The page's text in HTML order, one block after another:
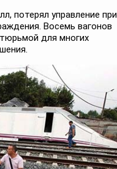
потерял управление при
Восемь вагонов
для многих